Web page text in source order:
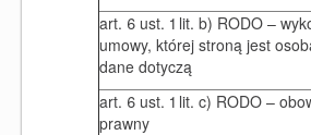
art. 6 ust. 1 lit. b) RODO –
umowy, której stroną jest
dane dotyczą
art. 6 ust. 1 lit. c) RODO –
prawny